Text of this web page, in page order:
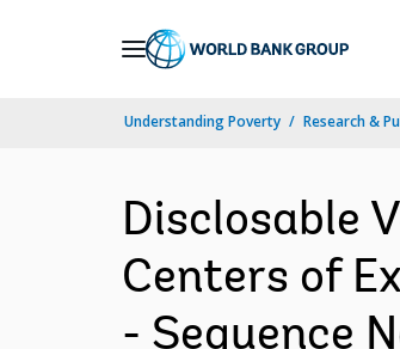
Understanding Poverty Research &
Disclosable
Centers of
- Sequence